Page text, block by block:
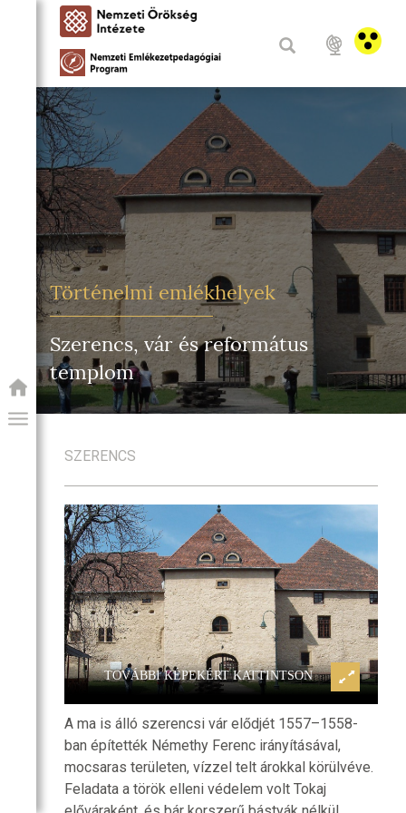
PROGRAM
Történelmi emlékhelyek
Szerencs, vár és református
templom
SZERENCS
TOVÁBBI KÉPEKÉRT KATTINTSON
A ma is álló szerencsi vár elődjét 1557–1558-
ban építették Némethy Ferenc irányításával,
mocsaras területen, vízzel telt árokkal körülvéve.
Feladata a török elleni védelem volt Tokaj